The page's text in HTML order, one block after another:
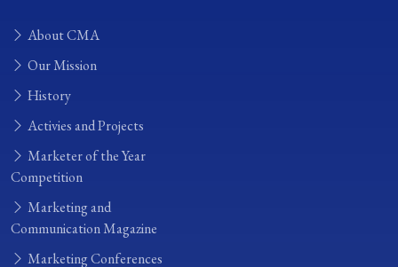
About CMA
Our Mission
History
Activies and Projects
Marketer of the Year
Competition
Marketing and
Communication Magazine
Marketing Conferences